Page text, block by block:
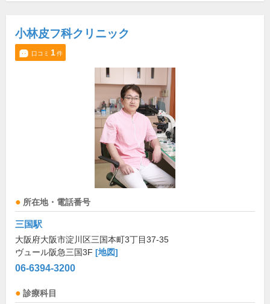
小林皮フ科クリニック
口コミ 1件
所在地・電話番号
三国駅
大阪府大阪市淀川区三国本町3丁目37-35
ヴュール阪急三国3F [地図]
06-6394-3200
診療科目